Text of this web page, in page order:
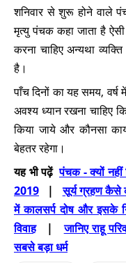
शनिवार से शुरू होने वाले
मृत्यु पंचक कहा जाता है ऐसी
करना चाहिए अन्यथा
है।
पाँच दिनों का यह समय,
अवश्य ध्यान रखना चाहिए
किया जाये और कौनसा
बेहतर रहेगा।
यह भी पढ़ेंपंचक - क्यों नहीं
2019 |सूर्य ग्रहण कैसे
में कालसर्प दोष और इसके
विवाह|जानिए राहू
सबसे बड़ा धर्म